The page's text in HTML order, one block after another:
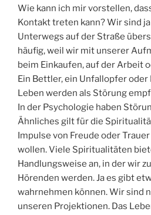
Wie kann ich mir vorstellen,
Kontakt treten kann? Wir sind
Unterwegs auf der Straße
häufig, weil wir mit unserer
beim Einkaufen, auf der Arbeit
Ein Bettler, ein Unfallopfer
Leben werden als Störung
In der Psychologie haben
Ähnliches gilt für die
Impulse von Freude oder
wollen. Viele Spiritualitäten
Handlungsweise an, in der wir
Hörenden werden. Ja es gibt
wahrnehmen können. Wir sind
unseren Projektionen. Das